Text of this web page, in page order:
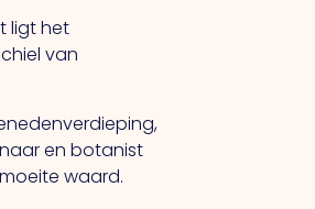
ligt het
van
en botanist
waard.